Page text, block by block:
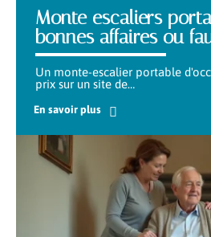
Monte escaliers
bonnes affaires ou
Un monte-escalier portable
prix sur un site de…
En savoir plus